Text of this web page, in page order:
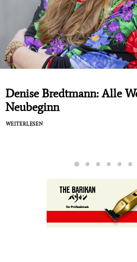
FMFM
SUCHE
Denise Bredtmann: Alle
Neubeginn
WEITERLESEN